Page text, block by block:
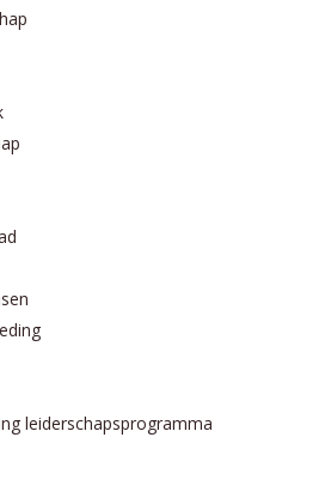
leiderschapsprogramma